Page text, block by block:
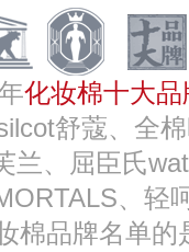
化妆棉十大
舒蔻、全
兰、屈臣氏
、轻
棉品牌名单